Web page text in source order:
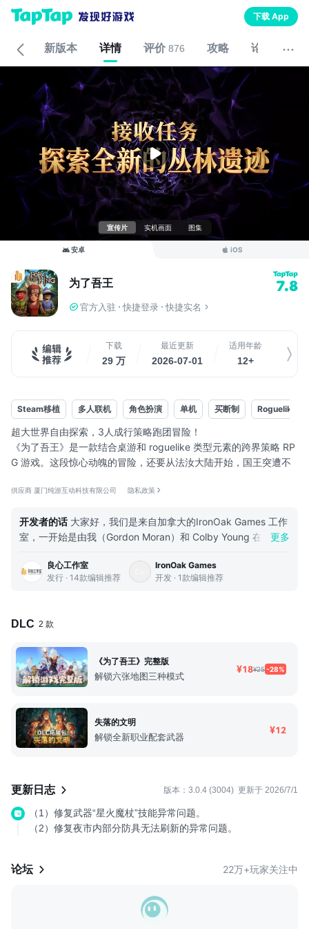
下载 App
新版本 详情 评价 876 攻略 论坛
宣传片 实机画面 图集
安卓 iOS
为了吾王 7.8
官方入驻 快捷登录 快捷实名
下载
29 万
最近更新
2026-07-01
适用年龄
12+
游戏
883
Steam移植 多人联机 角色扮演 单机 买断制 Roguelike
超大世界自由探索，3人成行策略跑团冒险！
《为了吾王》是一款结合桌游和 roguelike 类型元素的跨界策略 RP
G 游戏。这段惊心动魄的冒险，还要从法汝大陆开始，国王突遭不
升级寻找真相！
支持单人冒险或多人联机，自由组建自己的职业流派玩法，是孤勇
者？还是欢乐相声小队？看你的选择！
数10种职业任你探索，不同职业不同体验，非固定成长方向，玩出
属于自己的精彩！
供应商 厦门纯游互动科技有限公司 隐私政策
开发者的话 大家好，我们是来自加拿大的IronOak Games 工作
室，一开始是由我（Gordon Moran）和 Colby Young 在 2015
桌游变成一款电子游戏。我们放弃了大厂的工作，选择为爱发
电。虽说有比较丰富的游戏开发经验，但谁也没有小工作室工作
起外包服务：原画、音乐等。好在我们最终做出了这款《为了吾
不光可以自己过上了有薪水的日子，也有余力继续扩充团队，招
募了更多才华横溢的开发人员。 《为了吾王》的开发深受早年
间一些经典RPG游戏影响，包括《NetHack》，《Ultima》，
来类似的体验，并融入新的玩法。我们一直认为（大多数类型）
游戏可能是世界上唯一一种可以打破一切文化壁垒，让世界各地
的人们享受同一种乐趣的娱乐载体了。尤其是当一个游戏可以让
成部分。 在我们看来，一个游戏的成功，在于能让你的玩家越
来越喜爱，而这离不开游戏本身。最后希望玩家喜欢我们带来的
游戏！欢迎你们来预约！ I B站: CurveGames I 微博: CurveGa
更多
良心工作室
发行 · 14款编辑推荐
IronOak Games
开发 · 1款编辑推荐
DLC 2 款
《为了吾王》完整版
解锁六张地图三种模式
¥18¥25-28%
失落的文明
解锁全新职业配套武器
¥12
更新日志 版本：3.0.4 (3004) 更新于 2026/7/1
（1）修复武器“星火魔杖”技能异常问题。
（2）修复夜市内部分防具无法刷新的异常问题。
论坛 22万+玩家关注中